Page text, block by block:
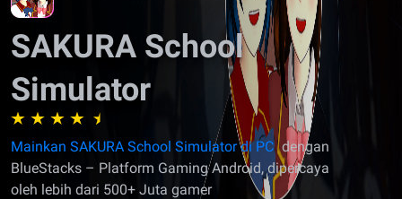
SAKURA School
Simulator
Mainkan SAKURA School Simulator di PC dengan
BlueStacks – Platform Gaming Android, dipercaya
oleh lebih dari 500+ Juta gamer